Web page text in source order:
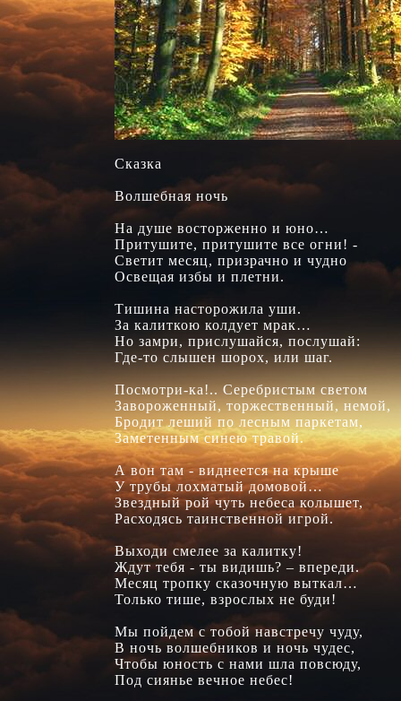
Сказка
Волшебная ночь
На душе восторженно и юно…
Притушите, притушите все огни! -
Светит месяц, призрачно и чудно
Освещая избы и плетни.
Тишина насторожила уши.
За калиткою колдует мрак…
Но замри, прислушайся, послушай:
Где-то слышен шорох, или шаг.
Посмотри-ка!.. Серебристым светом
Завороженный, торжественный, немой,
Бродит леший по лесным паркетам,
Заметенным синею травой.
А вон там - виднеется на крыше
У трубы лохматый домовой…
Звездный рой чуть небеса колышет,
Расходясь таинственной игрой.
Выходи смелее за калитку!
Ждут тебя - ты видишь? – впереди.
Месяц тропку сказочную выткал…
Только тише, взрослых не буди!
Мы пойдем с тобой навстречу чуду,
В ночь волшебников и ночь чудес,
Чтобы юность с нами шла повсюду,
Под сиянье вечное небес!